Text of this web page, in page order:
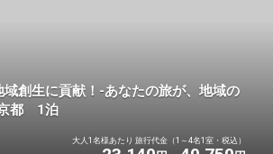
域創生に貢献！-あなたの旅が、地域の
都 1泊
大人1名様あたり 旅行代金（1～4名1室・税込）